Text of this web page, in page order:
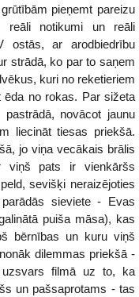
pieņemt pareizu
reāli notikumi un reāli
ostās, ar arodbiedrību
strādā, ko par to saņem
kuri no reketieriem
no rokas. Par sižeta
novācot jaunu
liecināt tiesas priekšā.
jo viņa vecākais brālis
viņš pats ir vienkāršs
sevišķi neraizējoties
sieviete - Evas
puiša māsa), kas
bērnības un kuru viņš
dilemmas priekšā -
uzsvars filmā uz to, ka
un pašsaprotams - tas